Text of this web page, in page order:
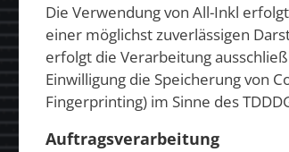
Die Verwendung von All-Inkl
einer möglichst zuverlässigen
erfolgt die Verarbeitung
Einwilligung die Speicherung von
Fingerprinting) im Sinne des
Auftragsverarbeitung